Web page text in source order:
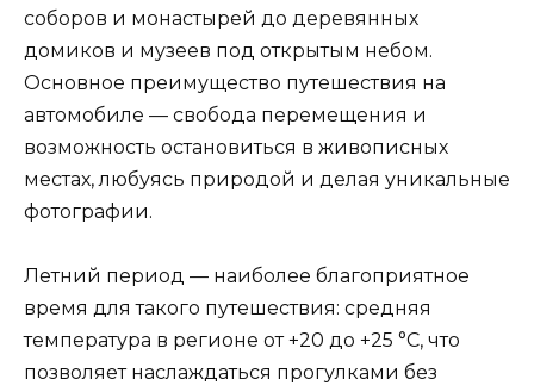
соборов и монастырей до деревянных
домиков и музеев под открытым небом.
Основное преимущество путешествия на
автомобиле — свобода перемещения и
возможность остановиться в живописных
местах, любуясь природой и делая уникальные
фотографии.
Летний период — наиболее благоприятное
время для такого путешествия: средняя
температура в регионе от +20 до +25 °C, что
позволяет наслаждаться прогулками без